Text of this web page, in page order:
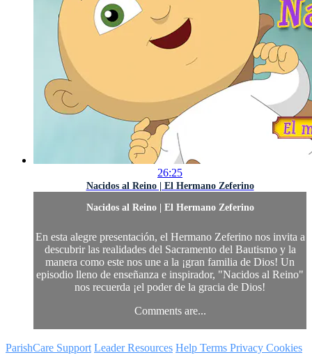
26:25
Nacidos al Reino | El Hermano Zeferino
Nacidos al Reino | El Hermano Zeferino
En esta alegre presentación, el Hermano Zeferino nos invita a
descubrir las realidades del Sacramento del Bautismo y la
manera como este nos une a la ¡gran familia de Dios! Un
episodio lleno de enseñanza e inspirador, "Nacidos al Reino"
nos recuerda ¡el poder de la gracia de Dios!
Comments are...
ParishCare Support Leader Resources Help Terms Privacy Cookies